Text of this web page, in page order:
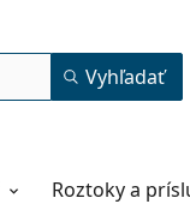
Vyhľadať
Roztoky a